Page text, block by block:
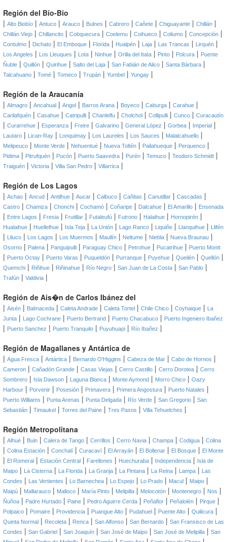
Región del Bío-Bío
| Alto Biobío | Antuco | Arauco | Bulnes | Cabrero | Cañete | Chiguayante | Chillán |
Chillán Viejo | Chillancito | Cobquecura | Coelemu | Coihueco | Coliumo | Concepción |
Contulmo | Dichato | El Emboque | Florida | Hualpén | Laja | Las Trancas | Lirquén |
Los Angeles | Los Lleuques | Lota | Ninhue | Orilla del Itata | Pinto | Polcura | Puente
Ñuble | Quillón | Quirihue | Salto del Laja | San Fabián de Alico | Santa Bárbara |
Talcahuano | Tomé | Tomeco | Trupán | Yumbel | Yungay |
Región de la Araucanía
| Almagro | Ancahual | Angol | Barros Arana | Boyeco | Caburga | Carahue |
Carilafquén | Casahue | Catripulli | Chanlelfu | Cholchol | Collipulli | Cunco | Curacautín
| Curarrehue | Esperanza | Freire | Galvarino | General López | Gorbea | Imperial |
Lautaro | Lican-Ray | Lonquimay | Los Laureles | Los Sauces | Malalcahuello |
Melipeuco | Monte Verde | Nehuentué | Nueva Toltén | Pailahueque | Perquenco |
Pidima | Pitrufquén | Pucón | Puerto Saavedra | Purén | Temuco | Teodoro Schmidt |
Traiguén | Victoria | Villa San Pedro | Villarrica |
Región de Los Lagos
| Achao | Ancud | Antilhue | Aucar | Calbuco | Cañitas | Canutillar | Cascadas |
Castro | Chamiza | Chonchi | Cochamó | Coñaripe | Dalcahue | El Amarillo | Ensenada
| Entre Lagos | Fresia | Frutillar | Futaleufú | Futrono | Halaihue | Hornopirén |
Hualaihue | Huellelhue | Isla Teja | La Unión | Lago Ranco | Liquiñe | Llanquihue | Llifén
| Lliuco | Los Lagos | Los Muermos | Maullín | Neltume | Niebla | Nueva Braunau |
Osorno | Palena | Panguipulli | Paraguay Chico | Petrohue | Pucatrihue | Puerto Montt
| Puerto Octay | Puerto Varas | Puqueldón | Purranque | Puyehue | Queilén | Quellón |
Quemchi | Riñihue | Riñinahue | Río Negro | San Juan de La Costa | San Pablo |
Trafún | Valdivia |
Región de Ais�n de Carlos Ibánez del
| Aisén | Balmaceda | Caleta Andrade | Caleta Tortel | Chile Chico | Coyhaique |
La
Junta | Lago Cochrane | Puerto Bertrand | Puerto Chacabuco | Puerto Ingeniero Ibañez
| Puerto Sanchez | Puerto Tranquilo | Puyuhuapi | Río Ibañez |
Región de Magallanes y Antártica de
| Agua Fresca | Antártica | Bernardo O'Higgins | Cabeza de Mar | Cabo de Hornos |
Cameron | Cañadón Grande | Casas Viejas | Cerro Castillo | Cerro Dorotea | Cerro
Sombrero | Isla Dawson | Laguna Blanca | Monte Aymond | Morro Chico | Oazy
Harbour | Porvenir | Posesión | Primavera | Primera Angostura | Puerto Natales |
Puerto Williams | Punta Arenas | Punta Delgada | Río Verde | San Gregorio | San
Sebastián | Timaukel | Torres del Paine | Tres Pasos | Villa Tehuelches |
Región Metropolitana
| Alhué | Buin | Calera de Tango | Cerrillos | Cerro Navia | Champa | Codigua | Colina
| Colina Estación | Conchalí | Curacaví | El Arrayán | El Bollenar | El Bosque | El Monte
| El Romeral | Estación Central | Farellones | Huechuraba | Independencia |
Isla de
Maipo | La Cisterna | La Florida | La Granja | La Pintana | La Reina | Lampa |
Las
Condes | Las Vertientes | Lo Barnechea | Lo Espejo | Lo Prado | Macul | Maipo |
Maipú | Mallarauco | Malloco | María Pinto | Melipilla | Melocotón | Montenegro | Nos |
Ñuñoa | Padre Hurtado | Paine | Pedro Aguirre Cerda | Peñaflor | Peñalolén | Pirque |
Polpaico | Pomaire | Providencia | Puangue Alto | Pudahuel | Puente Alto | Quilicura |
Quinta Normal | Recoleta | Renca | San Alfonso | San Bernardo | San Fransisco de Las
Condes | San Gabriel | San Joaquín | San José de Maipo | San José de Melipilla | San